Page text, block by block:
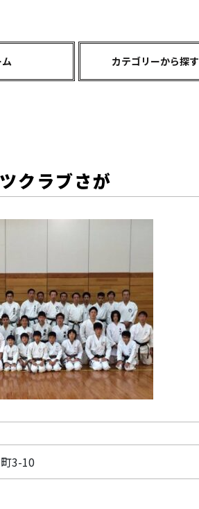
カテゴリーから探す
クラブさが
3-10